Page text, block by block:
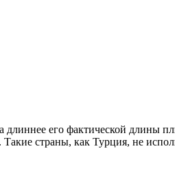
длиннее его фактической длины
страны, как Турция, не